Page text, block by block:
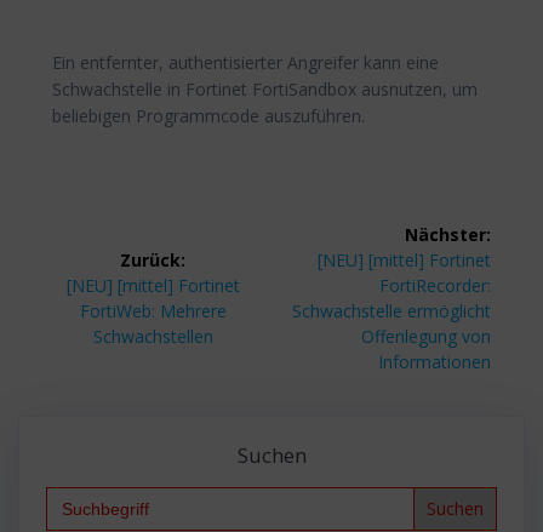
Ein entfernter, authentisierter Angreifer kann eine
Schwachstelle in Fortinet FortiSandbox ausnutzen, um
beliebigen Programmcode auszuführen.
Zurück:
Vorheriger
Beitrag:
[NEU] [mittel] Fortinet
FortiWeb: Mehrere
Schwachstellen
Nächster:
Nächster
[NEU] [mittel] Fortinet
FortiRecorder:
Schwachstelle ermöglicht
Offenlegung von
Informationen
Suchen
Search